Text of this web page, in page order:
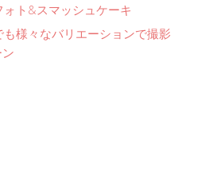
ト&スマッシュケーキ
様々なバリエーションで撮影